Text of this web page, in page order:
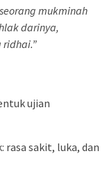
mukminah
darinya,
ujian
rasa sakit, luka, dan